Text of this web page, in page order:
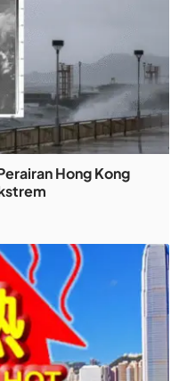
Hong Kong